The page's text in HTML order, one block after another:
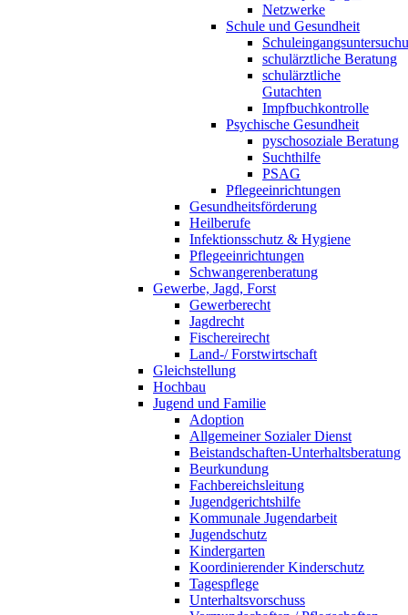
Netzwerke
Schule und Gesundheit
schulärztliche Beratung
schulärztliche
Gutachten
Impfbuchkontrolle
Psychische Gesundheit
pyschosoziale Beratung
Suchthilfe
PSAG
Pflegeeinrichtungen
Gesundheitsförderung
Heilberufe
Infektionsschutz & Hygiene
Pflegeeinrichtungen
Schwangerenberatung
Gewerbe, Jagd, Forst
Gewerberecht
Jagdrecht
Fischereirecht
Land-/ Forstwirtschaft
Gleichstellung
Hochbau
Jugend und Familie
Adoption
Allgemeiner Sozialer Dienst
Beistandschaften-Unterhaltsberatung
Beurkundung
Fachbereichsleitung
Jugendgerichtshilfe
Kommunale Jugendarbeit
Jugendschutz
Kindergarten
Koordinierender Kinderschutz
Tagespflege
Unterhaltsvorschuss